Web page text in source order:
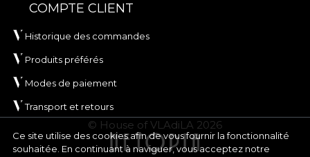
Ce site utilise des cookies afin de vous fournir la fonctionnalité
souhaitée. En continuant à naviguer, vous acceptez notre
COMPTE CLIENT
Historique des commandes
Produits préférés
Modes de paiement
Transport et retours
© House of VLAdiLA 2026